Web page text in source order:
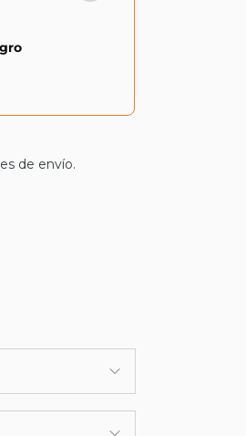
de envío.